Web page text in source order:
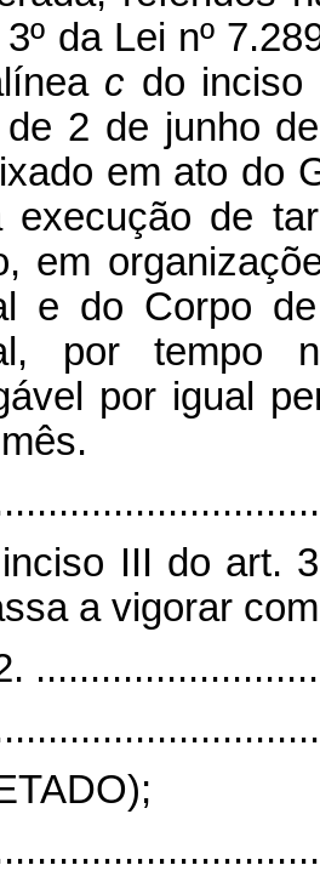
da Lei nº
c do inciso
2 de junho
em ato do
execução de
em
e do Corpo
por tempo
por igual
III do art.
a vigorar